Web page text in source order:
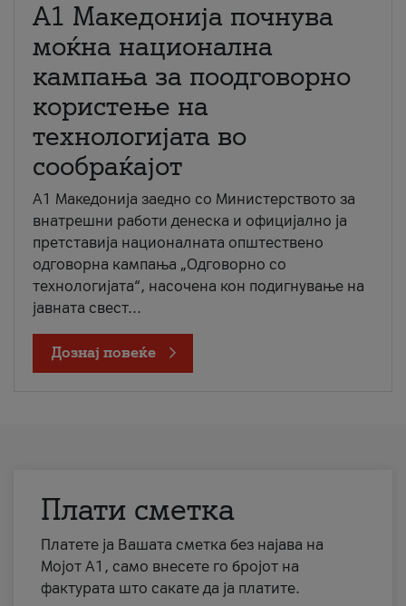
A1 Македонија почнува
моќна национална
кампања за поодговорно
користење на
технологијата во
сообраќајот
A1 Македонија заедно со Министерството за
внатрешни работи денеска и официјално ја
претставија националната општествено
одговорна кампања „Одговорно со
технологијата“, насочена кон подигнување на
јавната свест...
Дознај повеќе
Плати сметка
Платете ја Вашата сметка без најава на
Мојот А1, само внесете го бројот на
фактурата што сакате да ја платите.